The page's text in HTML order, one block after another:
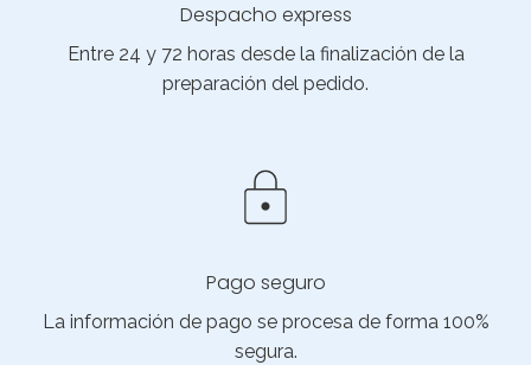
Despacho express
Entre 24 y 72 horas desde la finalización de la
preparación del pedido.
Pago seguro
La información de pago se procesa de forma 100%
segura.